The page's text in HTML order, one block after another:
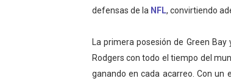
defensas de la NFL, convirtiendo
La primera posesión de Green
Rodgers con todo el tiempo del
ganando en cada acarreo. Con un